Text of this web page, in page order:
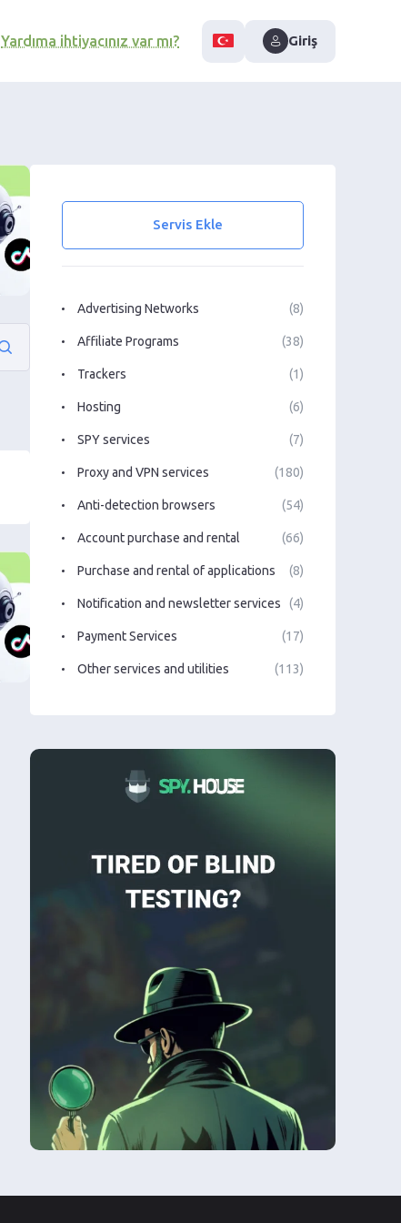
Yardıma ihtiyacınız var mı? Giriş
Servis Ekle
Advertising Networks (8)
Affiliate Programs (38)
Trackers (1)
Hosting (6)
SPY services (7)
Proxy and VPN services (180)
Anti-detection browsers (54)
Account purchase and rental (66)
Purchase and rental of applications (8)
Notification and newsletter services (4)
Payment Services (17)
Other services and utilities (113)